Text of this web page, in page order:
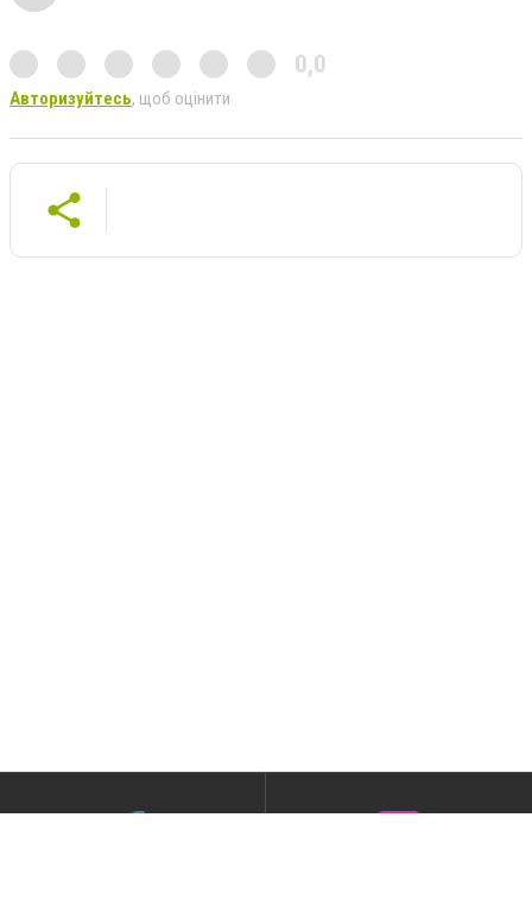
0,0
Авторизуйтесь, щоб оцінити